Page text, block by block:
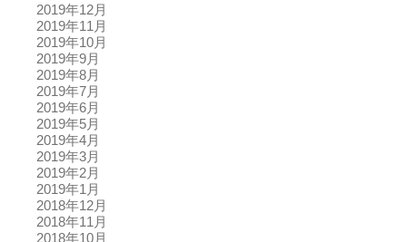
2019年12月
2019年11月
2019年10月
2019年9月
2019年8月
2019年7月
2019年6月
2019年5月
2019年4月
2019年3月
2019年2月
2019年1月
2018年12月
2018年11月
2018年10月